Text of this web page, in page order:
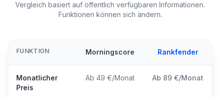
Vergleich basiert auf öffentlich verfügbaren Informationen.
Funktionen können sich ändern.
FUNKTION Morningscore Rankfender
Monatlicher
Preis
Ab 49 €/Monat Ab 89 €/Monat